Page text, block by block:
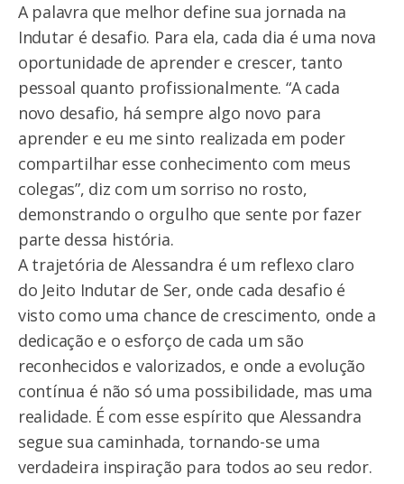
A palavra que melhor define sua jornada na
Indutar é desafio. Para ela, cada dia é uma nova
oportunidade de aprender e crescer, tanto
pessoal quanto profissionalmente. “A cada
novo desafio, há sempre algo novo para
aprender e eu me sinto realizada em poder
compartilhar esse conhecimento com meus
colegas”, diz com um sorriso no rosto,
demonstrando o orgulho que sente por fazer
parte dessa história.
A trajetória de Alessandra é um reflexo claro
do Jeito Indutar de Ser, onde cada desafio é
visto como uma chance de crescimento, onde a
dedicação e o esforço de cada um são
reconhecidos e valorizados, e onde a evolução
contínua é não só uma possibilidade, mas uma
realidade. É com esse espírito que Alessandra
segue sua caminhada, tornando-se uma
verdadeira inspiração para todos ao seu redor.